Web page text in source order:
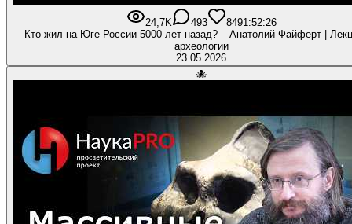
24,7K 493 8491:52:26
Кто жил на Юге России 5000 лет назад? – Анатолий Файферт |
археологии
23.05.2026
🐙